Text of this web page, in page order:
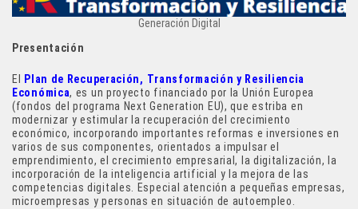
Generación Digital
Presentación
El
Plan de Recuperación, Transformación y Resiliencia
Económica, es un proyecto financiado por la Unión Europea
(fondos del programa Next Generation EU), que estriba en
modernizar y estimular la recuperación del crecimiento
económico, incorporando importantes reformas e inversiones en
varios de sus componentes, orientados a impulsar el
emprendimiento, el crecimiento empresarial, la digitalización, la
incorporación de la inteligencia artificial y la mejora de las
competencias digitales. Especial atención a pequeñas empresas,
microempresas y personas en situación de autoempleo.